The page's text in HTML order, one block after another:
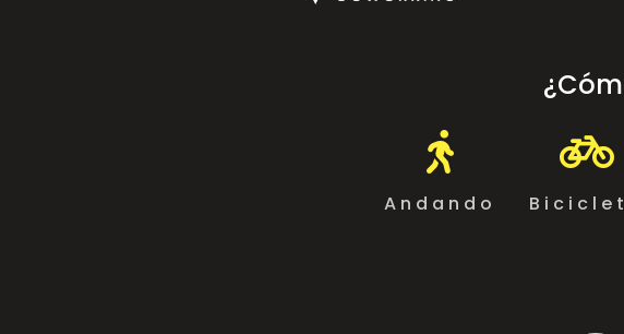

Andando
